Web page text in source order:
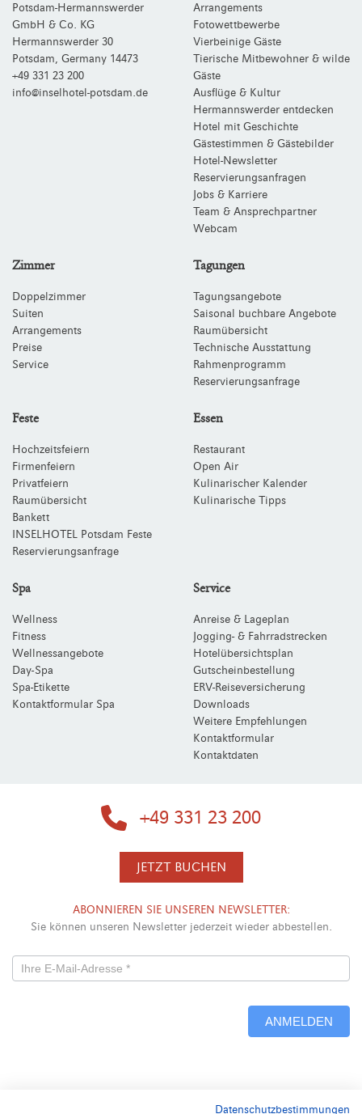
Potsdam-Hermannswerder
GmbH & Co. KG
Hermannswerder 30
Potsdam, Germany 14473
+49 331 23 200
info@inselhotel-potsdam.de
Arrangements
Fotowettbewerbe
Vierbeinige Gäste
Tierische Mitbewohner & wilde
Gäste
Ausflüge & Kultur
Hermannswerder entdecken
Hotel mit Geschichte
Gästestimmen & Gästebilder
Hotel-Newsletter
Reservierungsanfragen
Jobs & Karriere
Team & Ansprechpartner
Webcam
Zimmer
Doppelzimmer
Suiten
Arrangements
Preise
Service
Tagungen
Tagungsangebote
Saisonal buchbare Angebote
Raumübersicht
Technische Ausstattung
Rahmenprogramm
Reservierungsanfrage
Feste
Hochzeitsfeiern
Firmenfeiern
Privatfeiern
Raumübersicht
Bankett
INSELHOTEL Potsdam Feste
Reservierungsanfrage
Essen
Restaurant
Open Air
Kulinarischer Kalender
Kulinarische Tipps
Spa
Wellness
Fitness
Wellnessangebote
Day-Spa
Spa-Etikette
Kontaktformular Spa
Service
Anreise & Lageplan
Jogging- & Fahrradstrecken
Hotelübersichtsplan
Gutscheinbestellung
ERV-Reiseversicherung
Downloads
Weitere Empfehlungen
Kontaktformular
Kontaktdaten
+49 331 23 200
JETZT BUCHEN
ABONNIEREN SIE UNSEREN NEWSLETTER:
Sie können unseren Newsletter jederzeit wieder abbestellen.
Newsletterformular
ANMELDEN
Datenschutzbestimmungen